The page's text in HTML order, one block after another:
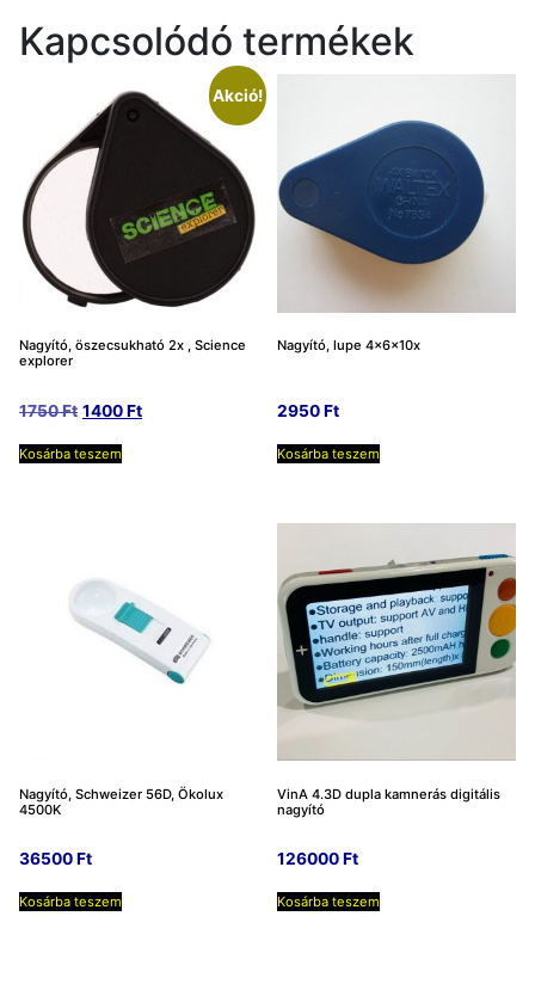
mennyiség
Kapcsolódó termékek
Akció!
Nagyító, öszecsukható 2x , Science
explorer
1750Ft Original
was:
1400FtCurrent
Kosárba teszem
Nagyító, lupe 4x6x10x
2950Ft
Kosárba teszem
Nagyító, Schweizer 56D, Ökolux
4500K
36500Ft
Kosárba teszem
VinA 4.3D dupla kamnerás digitális
nagyító
126000Ft
Kosárba teszem